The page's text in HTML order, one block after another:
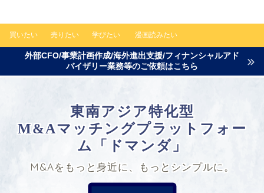
買いたい 売りたい 学びたい 漫画読みたい
外部CFO/事業計画作成/海外進出支援/フィナンシャルアド
バイザリー業務等のご依頼はこちら
東南アジア特化型
M&Aマッチングプラットフォー
ム「ドマンダ」
M&Aをもっと身近に、もっとシンプルに。